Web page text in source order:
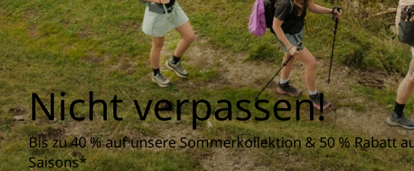
Nicht verpassen!
Bis zu 40 % auf unsere Sommerkollektion & 50 % Rabatt
Saisons*